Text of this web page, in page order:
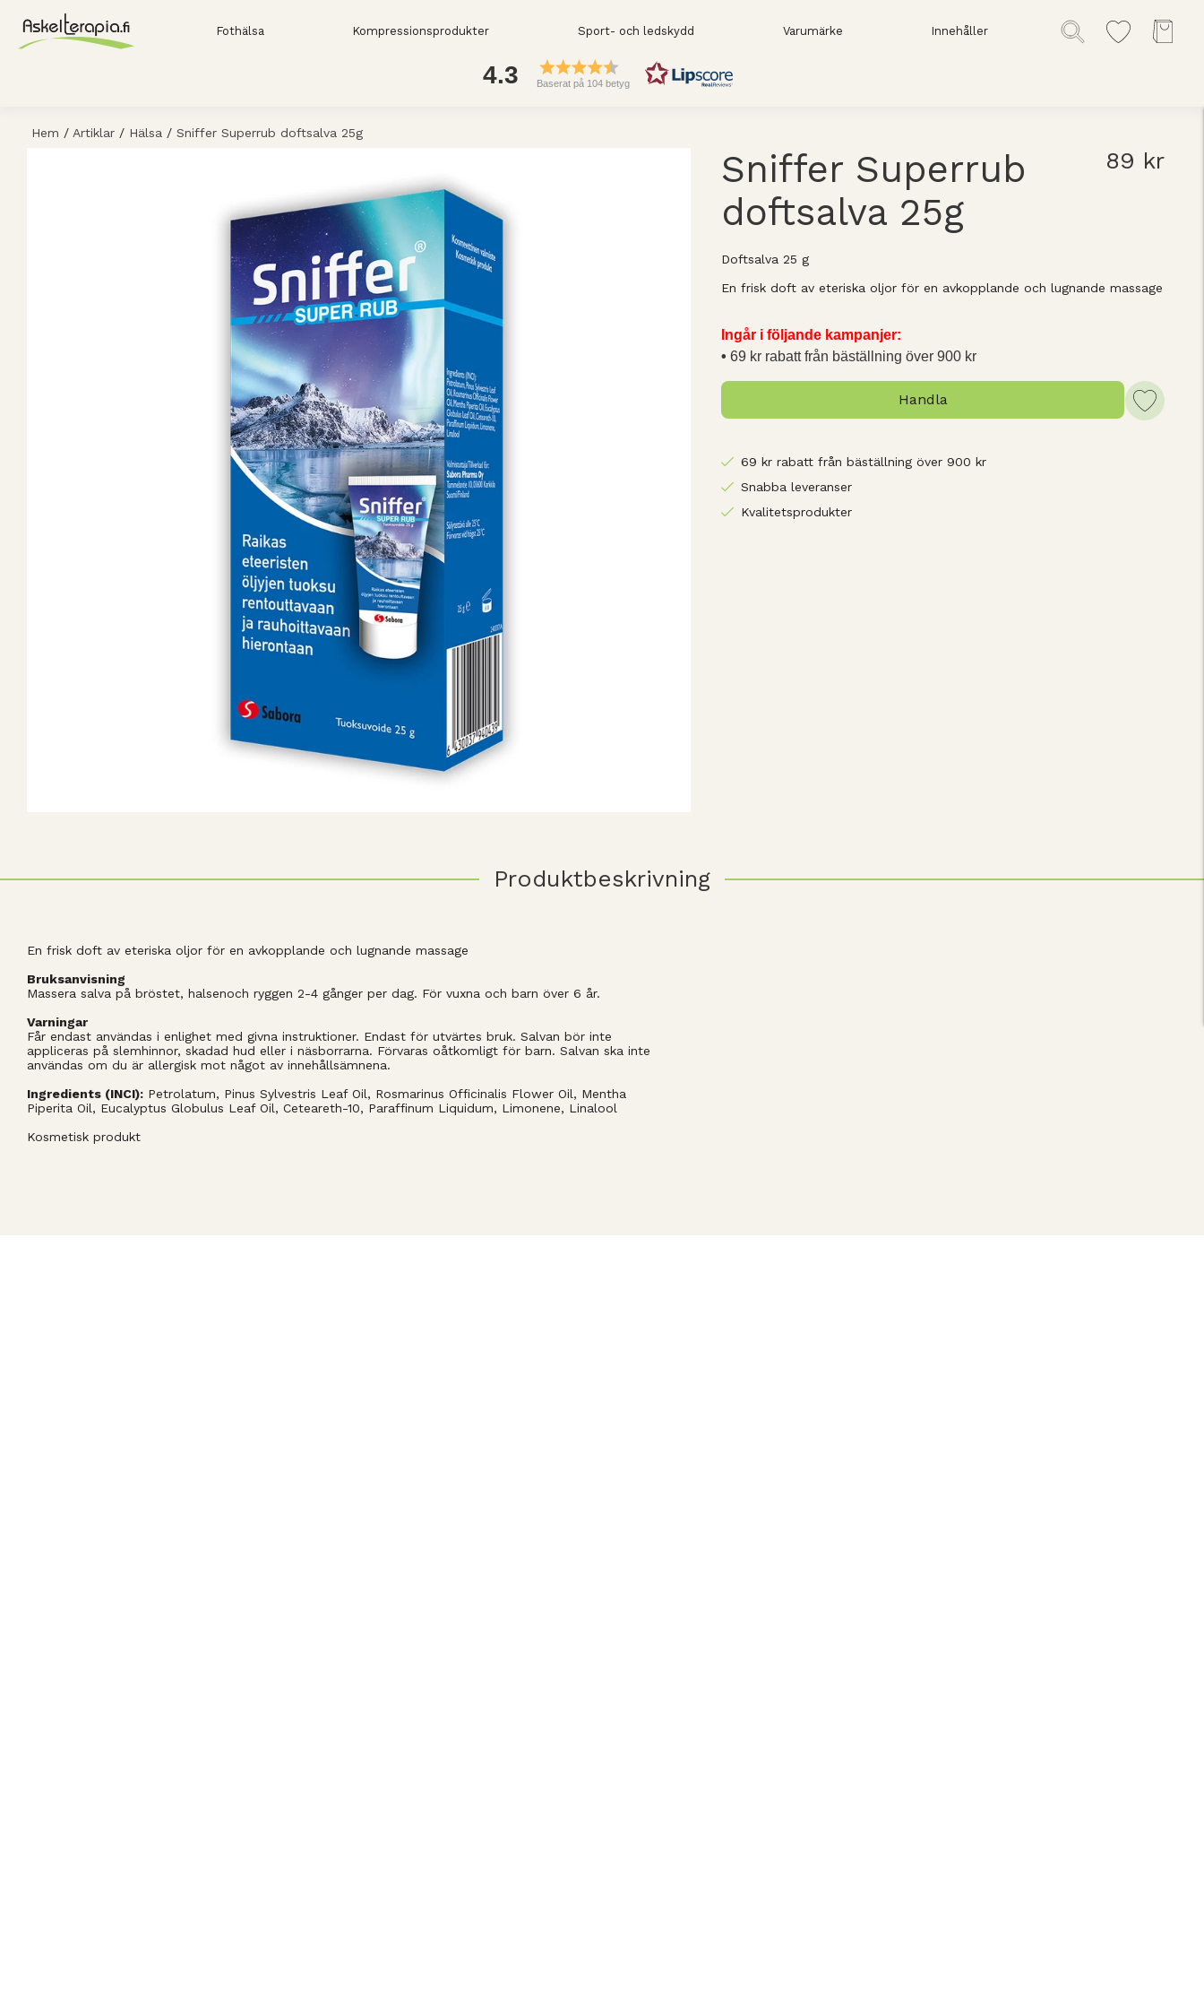
Fothälsa Kompressionsprodukter Sport- och ledskydd Varumärke Innehåller
4.3 Baserat på 104 betyg
Hem / Artiklar / Hälsa / Sniffer Superrub doftsalva 25g
Sniffer Superrub
doftsalva 25g
89 kr
Doftsalva 25 g
En frisk doft av eteriska oljor för en avkopplande och lugnande massage
Ingår i följande kampanjer:
69 kr rabatt från bäställning över 900 kr
Handla
69 kr rabatt från bäställning över 900 kr
Snabba leveranser
Kvalitetsprodukter
Produktbeskrivning
En frisk doft av eteriska oljor för en avkopplande och lugnande massage
Bruksanvisning
Massera salva på bröstet, halsenoch ryggen 2-4 gånger per dag. För vuxna och barn över 6 år.
Varningar
Får endast användas i enlighet med givna instruktioner. Endast för utvärtes bruk. Salvan bör inte
appliceras på slemhinnor, skadad hud eller i näsborrarna. Förvaras oåtkomligt för barn. Salvan ska inte
användas om du är allergisk mot något av innehållsämnena.
Ingredients (INCI): Petrolatum, Pinus Sylvestris Leaf Oil, Rosmarinus Officinalis Flower Oil, Mentha
Piperita Oil, Eucalyptus Globulus Leaf Oil, Ceteareth-10, Paraffinum Liquidum, Limonene, Linalool
Kosmetisk produkt